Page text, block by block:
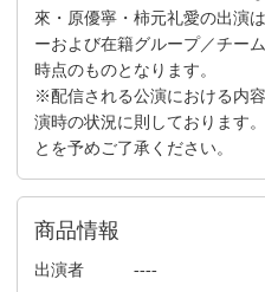
來・原優寧・柿元礼愛の出演
ーおよび在籍グループ／チー
時点のものとなります。
※配信される公演における内
演時の状況に則しております
とを予めご了承ください。
商品情報
出演者 ----